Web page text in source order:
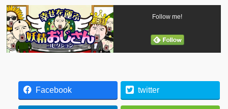
Follow me!
Facebook twitter